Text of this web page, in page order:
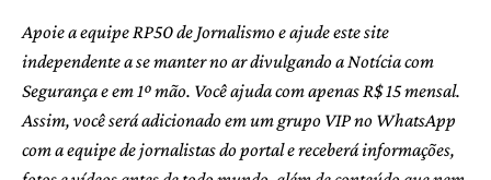
Apoie a equipe RP50 de Jornalismo e ajude este site
independente a se manter no ar divulgando a Notícia com
Segurança e em 1º mão. Você ajuda com apenas R$ 15 mensal.
Assim, você será adicionado em um grupo VIP no WhatsApp
com a equipe de jornalistas do portal e receberá informações,